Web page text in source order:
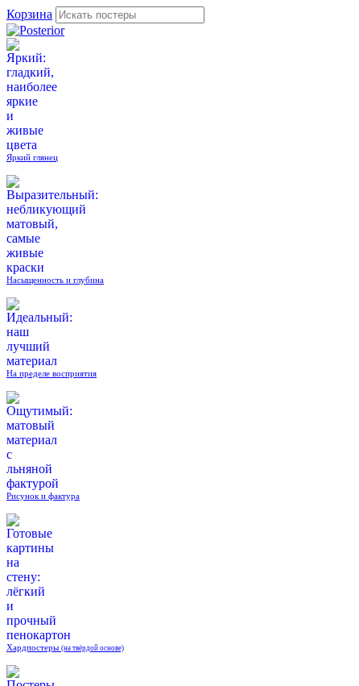
Корзина
Яркий глянец
Насыщенность и глубина
На пределе восприятия
Рисунок и фактура
Хардпостеры (на твёрдой основе)